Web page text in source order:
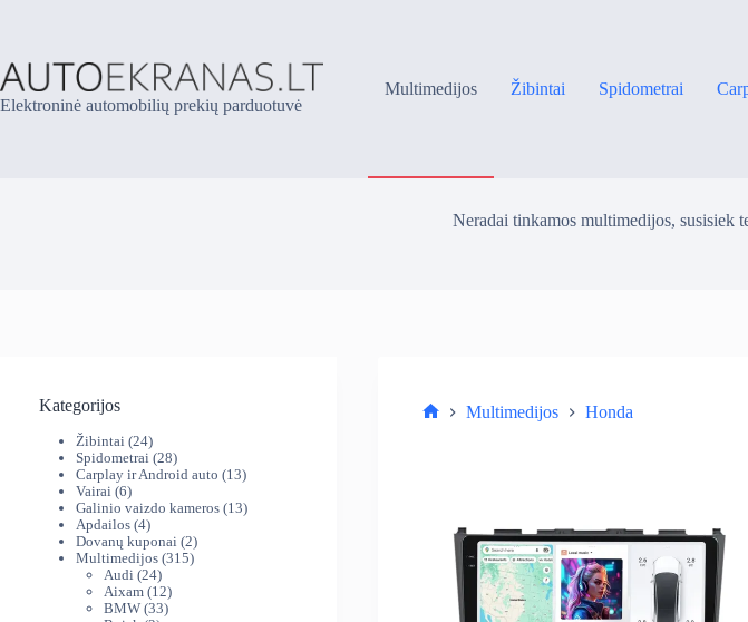
Elektroninė automobilių prekių parduotuvė
Multimedijos Žibintai Spidometrai
Neradai tinkamos multimedijos, susisiek
Multimedijos Honda
Kategorijos
Žibintai 2424
produktai
Spidometrai 2828
produktai
Carplay ir Android auto 1313
Vairai 66
produktai
Galinio vaizdo kameros 1313
Apdailos 44
produktai
Dovanų kuponai 22
produktai
Multimedijos 315315
Audi 2424
produktai
Aixam 1212
produktų
BMW 3333